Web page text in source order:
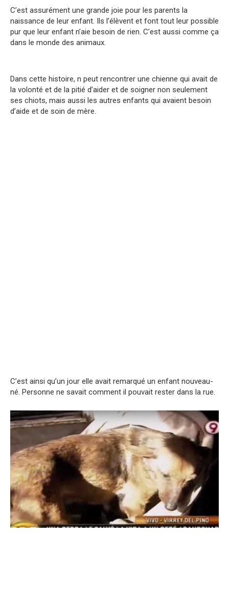
C’est assurément une grande joie pour les parents la
naissance de leur enfant. Ils l’élèvent et font tout leur possible
pur que leur enfant n’aie besoin de rien. C’est aussi comme ça
dans le monde des animaux.
Dans cette histoire, n peut rencontrer une chienne qui avait de
la volonté et de la pitié d’aider et de soigner non seulement
ses chiots, mais aussi les autres enfants qui avaient besoin
d’aide et de soin de mère.
C’est ainsi qu’un jour elle avait remarqué un enfant nouveau-
né. Personne ne savait comment il pouvait rester dans la rue.